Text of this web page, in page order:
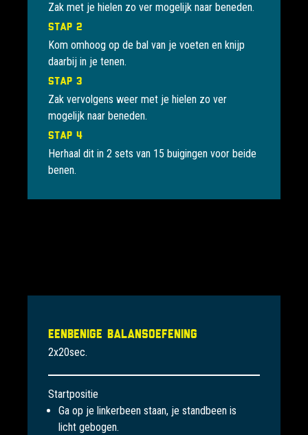
Zak met je hielen zo ver mogelijk naar beneden.
Stap 2
Kom omhoog op de bal van je voeten en knijp
daarbij in je tenen.
Stap 3
Zak vervolgens weer met je hielen zo ver
mogelijk naar beneden.
Stap 4
Herhaal dit in 2 sets van 15 buigingen voor beide
benen.
Eenbenige balansoefening
2x20sec.
Startpositie
Ga op je linkerbeen staan, je standbeen is
licht gebogen.